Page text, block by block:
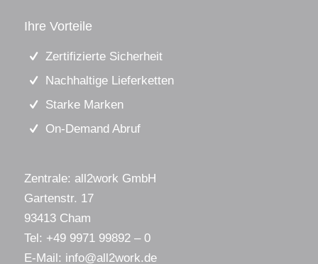
Ihre Vorteile
Zertifizierte Sicherheit
Nachhaltige Lieferketten
Starke Marken
On-Demand Abruf
Zentrale: all2work GmbH
Gartenstr. 17
93413 Cham
Tel: +49 9971 99892 – 0
E-Mail: info@all2work.de